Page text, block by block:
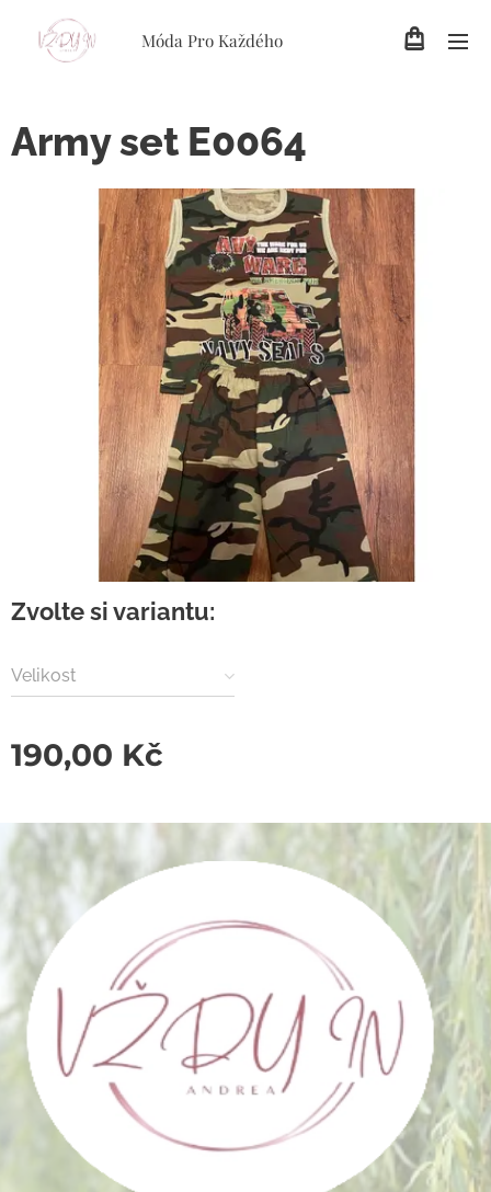
Móda Pro Každého
Army set E0064
Zvolte si variantu:
Velikost
190,00 Kč